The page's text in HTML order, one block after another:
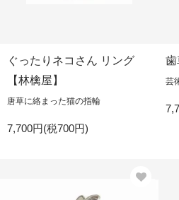
ぐったりネコさん リング
【林檎屋】
唐草に絡まった猫の指輪
7,700円(税700円)
歯
芸